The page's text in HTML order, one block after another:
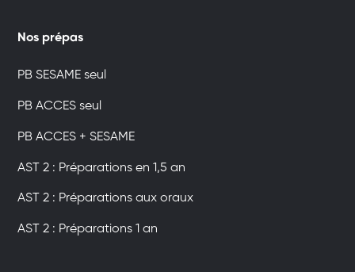
Nos prépas
PB SESAME seul
PB ACCES seul
PB ACCES + SESAME
AST 2 : Préparations en 1,5 an
AST 2 : Préparations aux oraux
AST 2 : Préparations 1 an